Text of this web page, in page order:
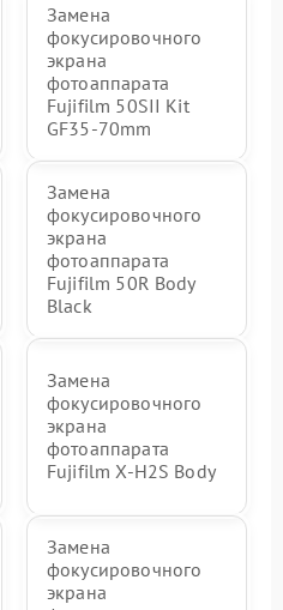
Замена
фокусировочного
экрана
фотоаппарата
Fujifilm 50SII Kit
GF35-70mm
Замена
фокусировочного
экрана
фотоаппарата
Fujifilm 50R Body
Black
Замена
фокусировочного
экрана
фотоаппарата
Fujifilm X-H2S Body
Замена
фокусировочного
экрана